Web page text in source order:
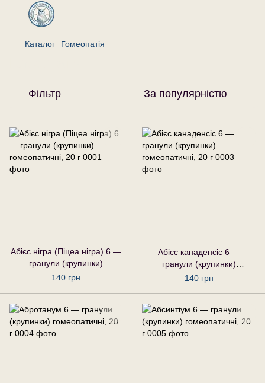
Каталог Гомеопатія
Фільтр За популярністю
Абієс нігра (Піцеа нігра) 6 —
гранули (крупинки)
гомеопатичні, 20 г
140 грн
Абієс канаденсіс 6 —
гранули (крупинки)
гомеопатичні, 20 г
140 грн